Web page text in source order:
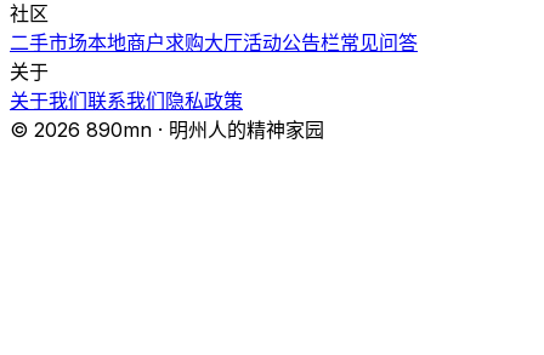
社区
二手市场本地商户求购大厅活动公告栏常见问答
关于
关于我们联系我们 隐私政策
© 2026 890mn · 明州人的精神家园